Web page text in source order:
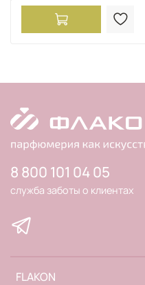
FLAKON
8 800 101 04 05
служба заботы о клиентах